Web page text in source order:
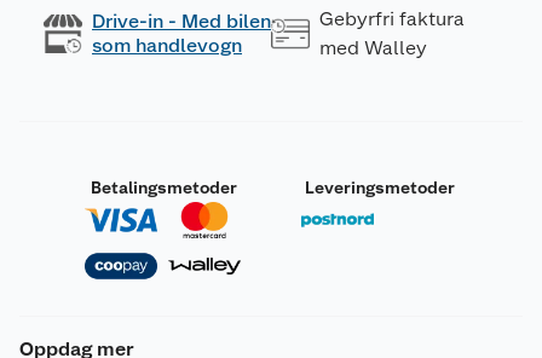
Drive-in - Med bilen
som handlevogn
Gebyrfri faktura
med Walley
Betalingsmetoder Leveringsmetoder
Oppdag mer